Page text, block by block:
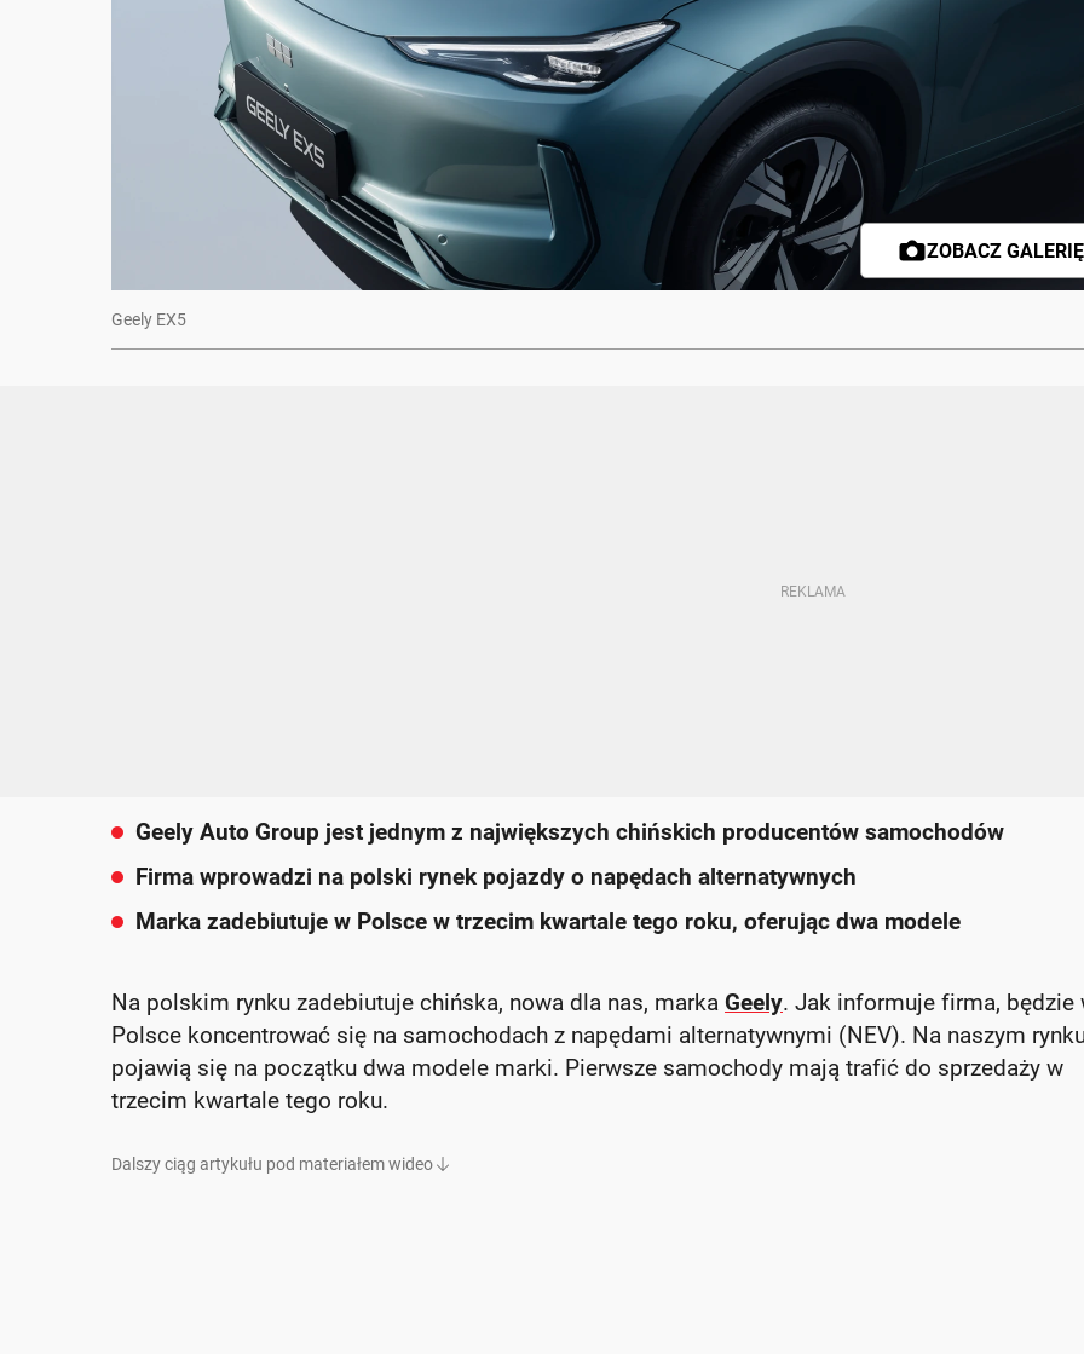
ZOBACZ
Geely EX5
Geely Auto Group jest jednym z największych chińskich producentów samochodów
Firma wprowadzi na polski rynek pojazdy o napędach alternatywnych
Marka zadebiutuje w Polsce w trzecim kwartale tego roku, oferując dwa modele
Na polskim rynku zadebiutuje chińska, nowa dla nas, marka Geely. Jak informuje firma, będzie
Polsce koncentrować się na samochodach z napędami alternatywnymi (NEV). Na naszym
pojawią się na początku dwa modele marki. Pierwsze samochody mają trafić do sprzedaży w
trzecim kwartale tego roku.
Dalszy ciąg artykułu pod materiałem wideo